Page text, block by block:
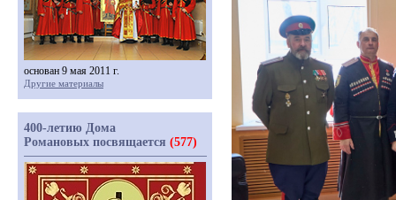
основан 9 мая 2011 г.
Другие материалы
400-летию Дома
Романовых посвящается (577)